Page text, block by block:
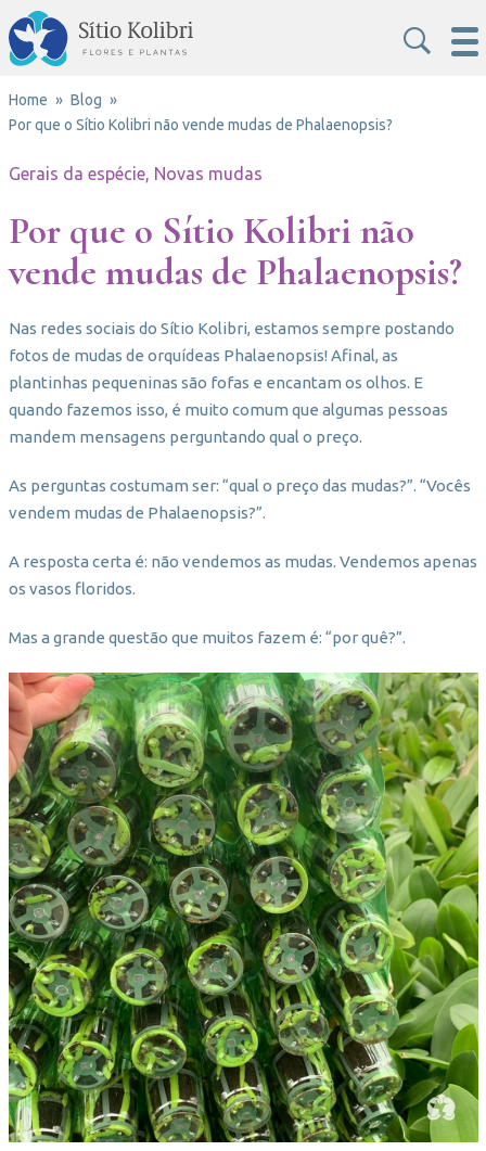
Home
Blog
Por que o Sítio Kolibri não vende mudas de Phalaenopsis?
Gerais da espécie, Novas mudas
Por que o Sítio Kolibri não
vende mudas de Phalaenopsis?
Nas redes sociais do Sítio Kolibri, estamos sempre postando
fotos de mudas de orquídeas Phalaenopsis! Afinal, as
plantinhas pequeninas são fofas e encantam os olhos. E
quando fazemos isso, é muito comum que algumas pessoas
mandem mensagens perguntando qual o preço.
As perguntas costumam ser: “qual o preço das mudas?”. “Vocês
vendem mudas de Phalaenopsis?”.
A resposta certa é: não vendemos as mudas. Vendemos apenas
os vasos floridos.
Mas a grande questão que muitos fazem é: “por quê?”.